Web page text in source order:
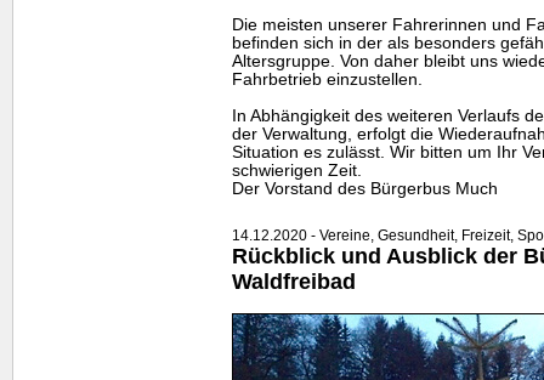
Die meisten unserer Fahrerinnen und
befinden sich in der als besonders
Altersgruppe. Von daher bleibt uns
Fahrbetrieb einzustellen.
In Abhängigkeit des weiteren Verlaufs
der Verwaltung, erfolgt die
Situation es zulässt. Wir bitten um Ihr
schwierigen Zeit.
Der Vorstand des Bürgerbus Much
14.12.2020 - Vereine, Gesundheit, Freizeit,
Rückblick und Ausblick der
Waldfreibad